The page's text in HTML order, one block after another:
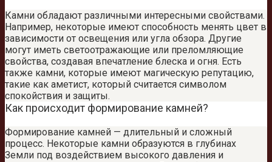
Камни обладают различными интересными свойствами.
Например, некоторые имеют способность менять цвет в
зависимости от освещения или угла обзора. Другие
могут иметь светоотражающие или преломляющие
свойства, создавая впечатление блеска и огня. Есть
также камни, которые имеют магическую репутацию,
такие как аметист, который считается символом
спокойствия и защиты.
Как происходит формирование камней?
Формирование камней — длительный и сложный
процесс. Некоторые камни образуются в глубинах
Земли под воздействием высокого давления и